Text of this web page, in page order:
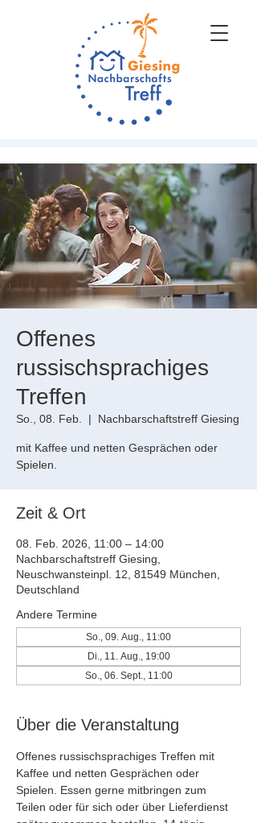
Offenes
russischsprachiges
Treffen
So., 08. Feb.
  |
Nachbarschaftstreff Giesing
mit Kaffee und netten Gesprächen oder
Spielen.
Zeit & Ort
08. Feb. 2026, 11:00 – 14:00
Nachbarschaftstreff Giesing,
Neuschwansteinpl. 12, 81549 München,
Deutschland
Andere Termine
So., 09. Aug., 11:00
Di., 11. Aug., 19:00
So., 06. Sept., 11:00
Über die Veranstaltung
Offenes russischsprachiges Treffen mit
Kaffee und netten Gesprächen oder
Spielen. Essen gerne mitbringen zum
Teilen oder für sich oder über Lieferdienst